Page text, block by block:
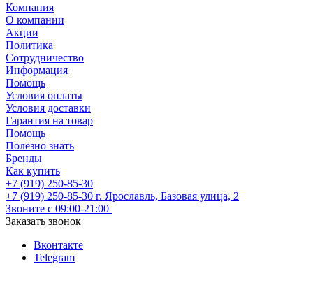
Компания
О компании
Акции
Политика
Сотрудничество
Информация
Помощь
Условия оплаты
Условия доставки
Гарантия на товар
Помощь
Полезно знать
Бренды
Как купить
+7 (919) 250-85-30
+7 (919) 250-85-30 г. Ярославль, Базовая улица, 2
Звоните с 09:00-21:00
Заказать звонок
Вконтакте
Telegram